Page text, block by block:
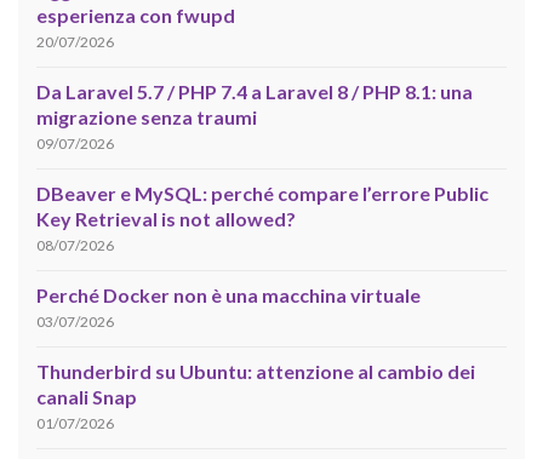
esperienza con fwupd
20/07/2026
Da Laravel 5.7 / PHP 7.4 a Laravel 8 / PHP 8.1: una
migrazione senza traumi
09/07/2026
DBeaver e MySQL: perché compare l’errore Public
Key Retrieval is not allowed?
08/07/2026
Perché Docker non è una macchina virtuale
03/07/2026
Thunderbird su Ubuntu: attenzione al cambio dei
canali Snap
01/07/2026